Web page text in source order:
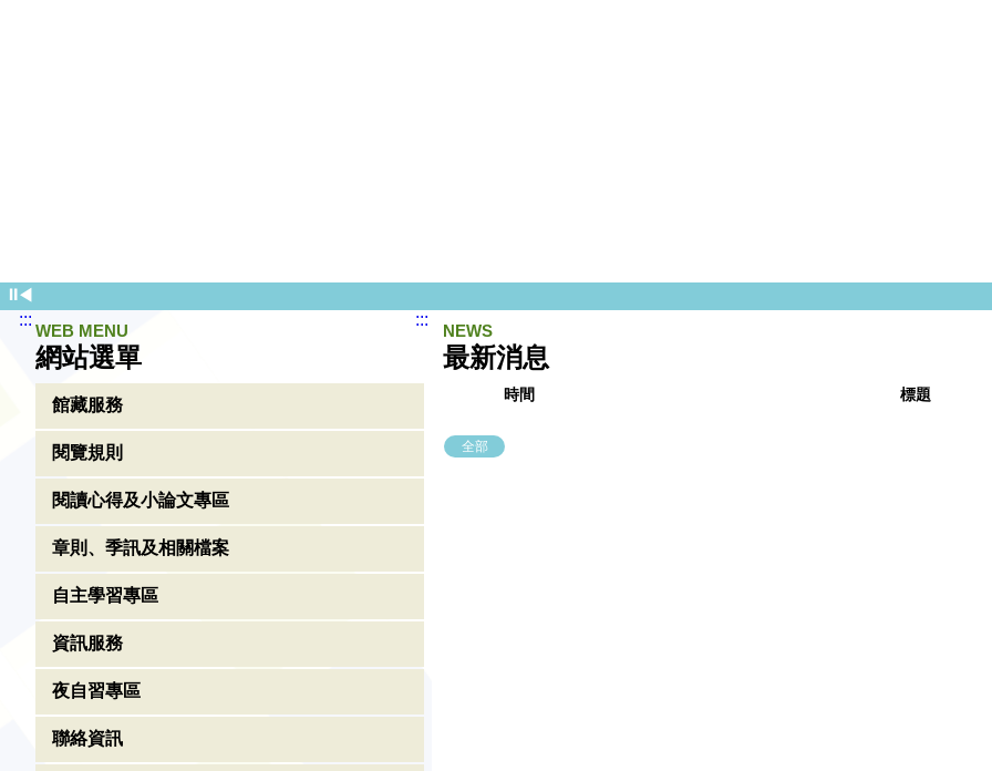
⏸◀
:::
WEB MENU
網站選單
館藏服務
閱覽規則
閱讀心得及小論文專區
章則、季訊及相關檔案
自主學習專區
資訊服務
夜自習專區
聯絡資訊
:::
最新消息
NEWS
時間 標題
全部